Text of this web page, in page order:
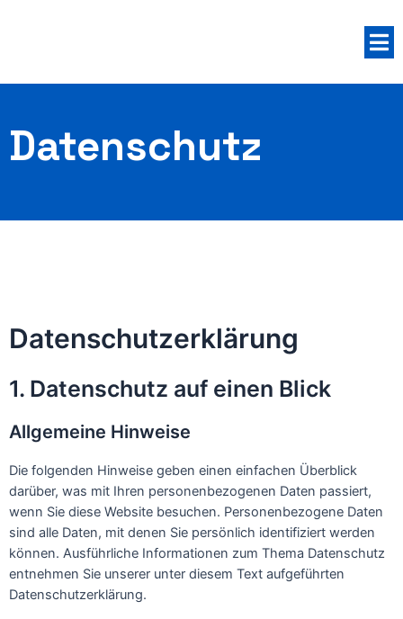
Datenschutz
Datenschutz­erklärung
1. Datenschutz auf einen Blick
Allgemeine Hinweise
Die folgenden Hinweise geben einen einfachen Überblick
darüber, was mit Ihren personenbezogenen Daten passiert,
wenn Sie diese Website besuchen. Personenbezogene Daten
sind alle Daten, mit denen Sie persönlich identifiziert werden
können. Ausführliche Informationen zum Thema Datenschutz
entnehmen Sie unserer unter diesem Text aufgeführten
Datenschutzerklärung.